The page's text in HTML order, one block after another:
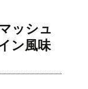
ッシュ
ン風味